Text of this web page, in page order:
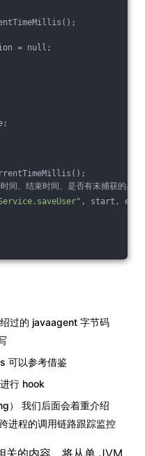
= null;
束时间、是否有未捕获的异常
, start, end,
过的 javaagent 字节码
可以参考借鉴
行 hook
） 我们后面会着重介绍
进程的调用链路跟踪监控
关的内容，将从单 JVM